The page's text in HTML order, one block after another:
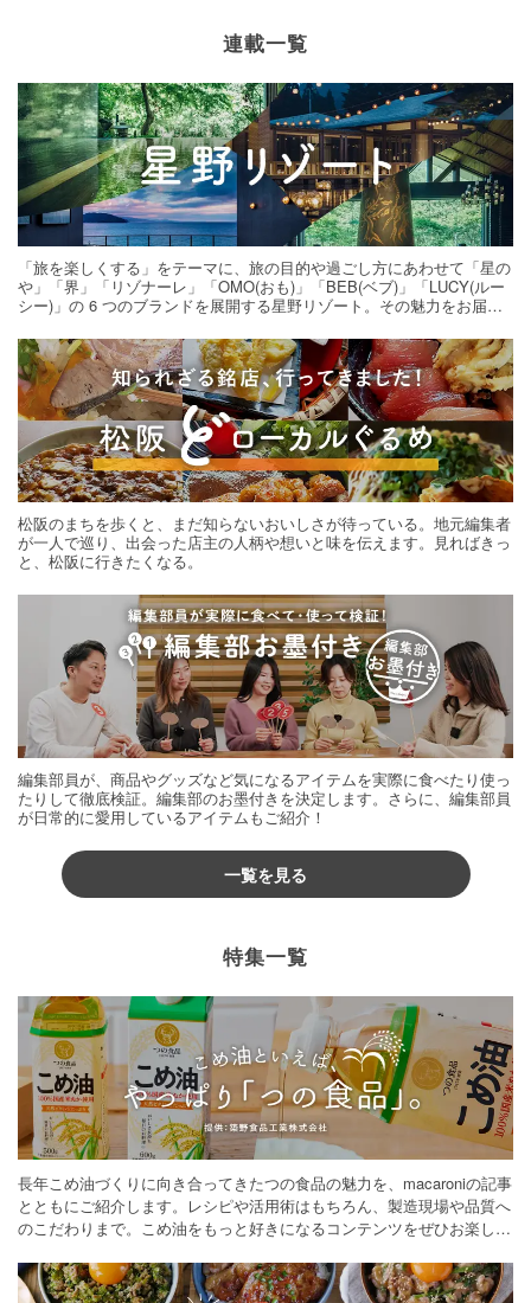
連載一覧
「旅を楽しくする」をテーマに、旅の目的や過ごし方にあわせて「星の
や」「界」「リゾナーレ」「OMO(おも)」「BEB(ベブ)」「LUCY(ルー
シー)」の 6 つのブランドを展開する星野リゾート。その魅力をお届け
松阪のまちを歩くと、まだ知らないおいしさが待っている。地元編集者
が一人で巡り、出会った店主の人柄や想いと味を伝えます。見ればきっ
と、松阪に行きたくなる。
編集部員が、商品やグッズなど気になるアイテムを実際に食べたり使っ
たりして徹底検証。編集部のお墨付きを決定します。さらに、編集部員
が日常的に愛用しているアイテムもご紹介！
一覧を見る
特集一覧
長年こめ油づくりに向き合ってきたつの食品の魅力を、macaroniの記事
とともにご紹介します。レシピや活用術はもちろん、製造現場や品質へ
のこだわりまで。こめ油をもっと好きになるコンテンツをぜひお楽しみ